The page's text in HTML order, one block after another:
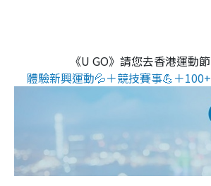
《U GO》請您去香港運動
體驗新興運動💦＋競技賽事💪＋